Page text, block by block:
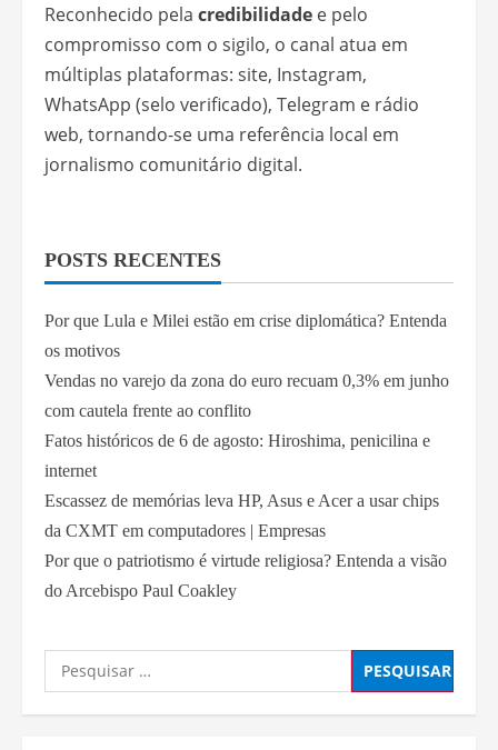
Reconhecido pela credibilidade e pelo
compromisso com o sigilo, o canal atua em
múltiplas plataformas: site, Instagram,
WhatsApp (selo verificado), Telegram e rádio
web, tornando-se uma referência local em
jornalismo comunitário digital.
POSTS RECENTES
Por que Lula e Milei estão em crise diplomática? Entenda
os motivos
Vendas no varejo da zona do euro recuam 0,3% em junho
com cautela frente ao conflito
Fatos históricos de 6 de agosto: Hiroshima, penicilina e
internet
Escassez de memórias leva HP, Asus e Acer a usar chips
da CXMT em computadores | Empresas
Por que o patriotismo é virtude religiosa? Entenda a visão
do Arcebispo Paul Coakley